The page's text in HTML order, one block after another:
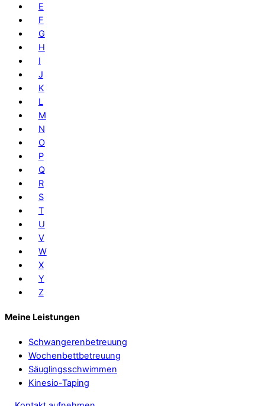
E
F
G
H
I
J
K
L
M
N
O
P
Q
R
S
T
U
V
W
X
Y
Z
Meine Leistungen
Schwangerenbetreuung
Wochenbettbetreuung
Säuglingsschwimmen
Kinesio-Taping